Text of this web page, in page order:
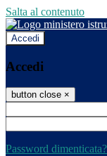
Salta al contenuto
Accedi
Accedi
button close ×
Password dimenticata?